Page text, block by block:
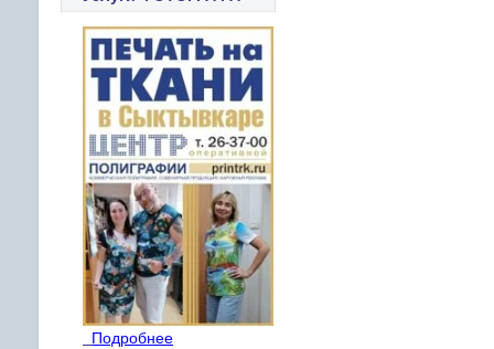
Подробнее